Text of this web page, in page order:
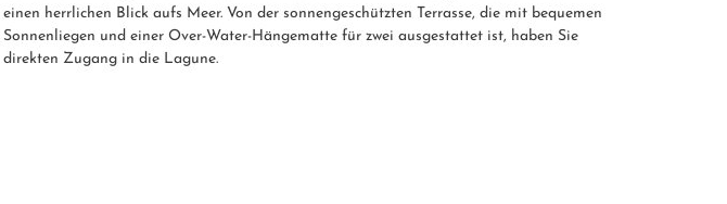
einen herrlichen Blick aufs Meer. Von der sonnengeschützten Terrasse, die mit bequemen
Sonnenliegen und einer Over-Water-Hängematte für zwei ausgestattet ist, haben Sie
direkten Zugang in die Lagune.